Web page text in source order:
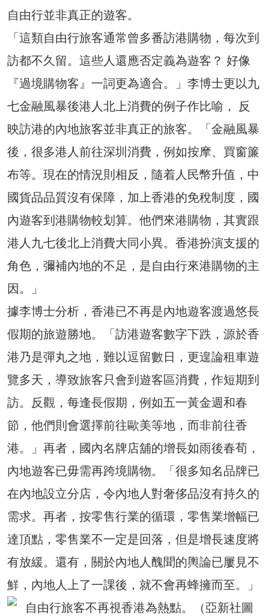
自由行並非真正的遊客。
「這類自由行旅客通常曾多番訪港購物，每次到
訪都不久留。這些人還應否定義為遊客？ 好像
『過境購物客』一詞更為適合。」李博士更以九
七金融風暴後港人北上消費的例子作比喻， 反
映訪港的內地旅客並非真正的旅客。「金融風暴
後，很多港人前往深圳消費，例如按摩、買窗簾
布等。現在的情況則相反，隨着人民幣升值，中
國貨品品質沒有保障，加上香港的免稅制度，國
內遊客到港購物較划算。他們來港購物，其實跟
港人九七後北上消費大同小異。香港扮演支援的
角色，彌補內地的不足，是自由行來港購物的主
因。」
據李博士分析，香港已不再是內地遊客渡過悠長
假期的旅遊勝地。「訪港遊客數字下跌，源於香
港乃是彈丸之地，難以逗留數日，更遑論租車遊
覽多天，導致旅客只會到遊客區消費，作短期到
訪。反觀，每逢長假期，例如五一黃金週和春
節，他們則會選擇前往歐美等地，而非前往香
港。」再者，國內名牌店舖的增長如雨後春荀，
內地遊客已毋需再跨境購物。「很多知名品牌已
在內地設立分店，令內地人對奢侈品沒有持久的
需求。再者，按零售行業的循環，零售業增幅已
達頂點，零售業不一定是回落，但是增長速度將
有放緩。還有，關於內地人醜聞的輿論已屢見不
鮮，內地人上了一課後，就不會再蜂擁而至。」